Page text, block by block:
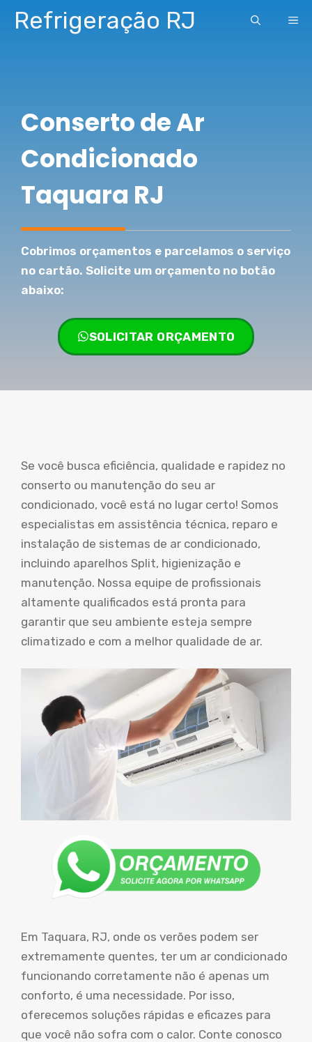
Pular
paraRefrigeração RJ
Conserto de Ar
Condicionado
Taquara RJ
Cobrimos orçamentos e parcelamos o serviço
no cartão. Solicite um orçamento no botão
abaixo:
SOLICITAR ORÇAMENTO
Se você busca eficiência, qualidade e rapidez no
conserto ou manutenção do seu ar
condicionado, você está no lugar certo! Somos
especialistas em assistência técnica, reparo e
instalação de sistemas de ar condicionado,
incluindo aparelhos Split, higienização e
manutenção. Nossa equipe de profissionais
altamente qualificados está pronta para
garantir que seu ambiente esteja sempre
climatizado e com a melhor qualidade de ar.
Em Taquara, RJ, onde os verões podem ser
extremamente quentes, ter um ar condicionado
funcionando corretamente não é apenas um
conforto, é uma necessidade. Por isso,
oferecemos soluções rápidas e eficazes para
que você não sofra com o calor. Conte conosco